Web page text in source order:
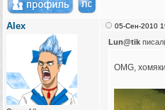
AIex 05-Сен-2010
Lun@tik
OMG,